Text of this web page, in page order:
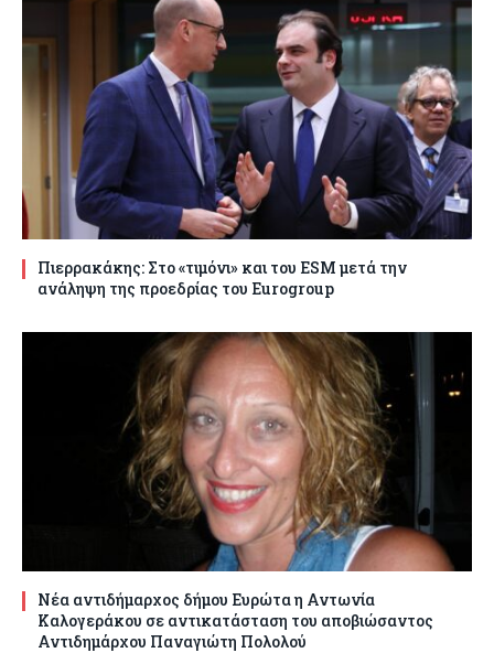
Πιερρακάκης: Στο «τιμόνι» και του ESM μετά την
ανάληψη της προεδρίας του Eurogroup
Νέα αντιδήμαρχος δήμου Ευρώτα η Αντωνία
Καλογεράκου σε αντικατάσταση του αποβιώσαντος
Αντιδημάρχου Παναγιώτη Πολολού